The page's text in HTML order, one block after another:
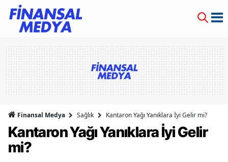
Finansal Medya Sağlık Kantaron Yağı Yanıklara İyi Gelir mi?
Kantaron Yağı Yanıklara İyi Gelir
mi?